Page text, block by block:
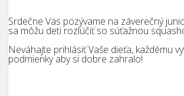
Srdečne Vas pozývame na záverečný
sa môžu deti rozlúčiť so súťažnou
Neváhajte prihlásiť Vaše dieťa, každému
podmienky aby si dobre zahralo!